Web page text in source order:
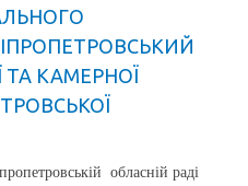
КАМЕРНОЇ
обласній раді